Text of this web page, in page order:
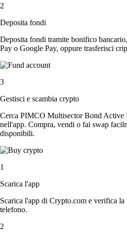
2
Deposita fondi
Deposita fondi tramite bonifico
Pay o Google Pay, oppure trasferisci
3
Gestisci e scambia crypto
Cerca PIMCO Multisector Bond Active
nell'app. Compra, vendi o fai swap
disponibili.
1
Scarica l'app
Scarica l'app di Crypto.com e verifica
telefono.
2